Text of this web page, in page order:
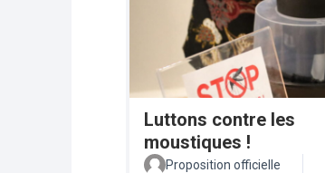
Luttons contre les
moustiques !
Proposition officielle